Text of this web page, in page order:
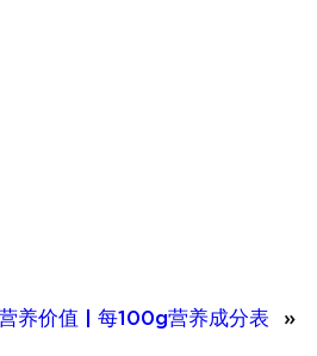
营养价值 | 每100g营养成分表 »